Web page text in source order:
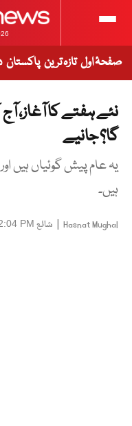
صفحۂ اول تازہ ترین پاکستان
نئے ہفتے کا آغاز،
گا؟ جانیے
یہ عام پیش گوئیاں ہیں
ہیں۔
Hasnat Mughal
| شائع PM